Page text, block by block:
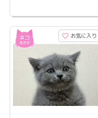
お気に入り